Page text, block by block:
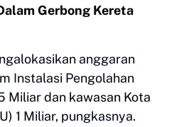
Gerbong Kereta
anggaran
Instalasi Pengolahan
Miliar dan kawasan Kota
1 Miliar, pungkasnya.